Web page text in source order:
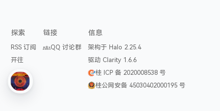
探索
RSS 订阅
开往
链接
QQ 讨论群
信息
架构于 Halo 2.25.4
驱动 Clarity 1.6.6
桂 ICP 备 2020008538 号
桂公网安备 45030402000195 号